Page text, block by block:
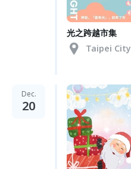
光之跨越市集
Taipei City
Dec.
20